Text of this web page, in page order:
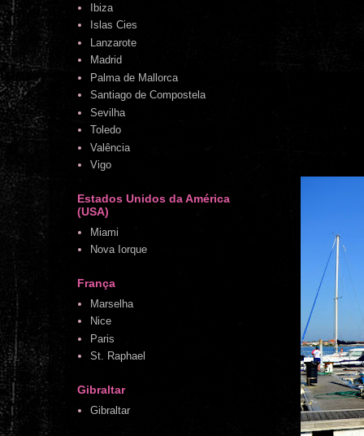
Ibiza
Islas Cies
Lanzarote
Madrid
Palma de Mallorca
Santiago de Compostela
Sevilha
Toledo
Valência
Vigo
Estados Unidos da América
(USA)
Miami
Nova Iorque
França
Marselha
Nice
Paris
St. Raphael
Gibraltar
Gibraltar